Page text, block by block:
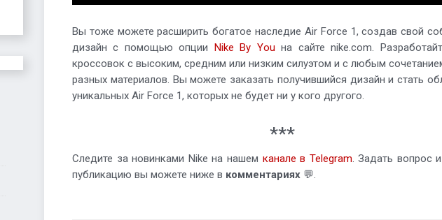
Вы тоже можете расширить богатое наследие Air Force 1, создав свой
дизайн с помощью опции Nike By You на сайте nike.com.
кроссовок с высоким, средним или низким силуэтом и с любым
разных материалов. Вы можете заказать получившийся дизайн и стать
уникальных Air Force 1, которых не будет ни у кого другого.
***
Следите за новинками Nike на нашем канале в Telegram. Задать вопрос
публикацию вы можете ниже в комментариях 💬.